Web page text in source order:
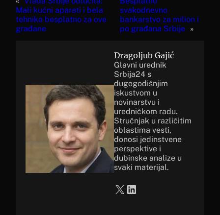
Mali kućni aparati i bela
tehnika besplatno za ove
građane
svakodnevno
bankarstvo za milion i
po građana Srbije »
Dragoljub Gajić
Glavni urednik
Srbija24 s
dugogodišnjim
iskustvom u
novinarstvu i
uredničkom radu.
Stručnjak u različitim
oblastima vesti,
donosi jedinstvene
perspektive i
dubinske analize u
svaki materijal.
X LinkedIn